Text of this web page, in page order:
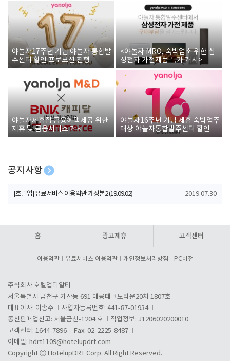
야놀자17주년 기념 야놀자 통합발
주센터 할인 프로모션 진행
<야놀자 MRO, 숙박업소 위한 삼
성전자 가전제품 특가 개시>
야놀자제휴점 금융혜택제공 위한
제휴 및 금융서비스 게시
야놀자16주년 기념 제휴 숙박업주
대상 야놀자통합발주센터 할인쿠
폰 증정
공지사항
[호텔업] 개인정보 처리방침 개정본1 (19.09.02)
[호텔업] 유료서비스 이용약관 개정본2 (19.09.02) 2019.07.30
홈 광고제휴 고객센터
이용약관 유료서비스 이용약관 개인정보처리방침 PC버전
주식회사 호텔업디알티
서울특별시 금천구 가산동 691 대륭테크노타운20차 1807호
대표이사: 이송주
사업자등록번호: 441-87-01934
통신판매업신고: 서울금천-1204 호
직업정보: J1206020200010
고객센터: 1644-7896
Fax: 02-2225-8487
이메일: hdrt1109@hotelupdrt.com
Copyright ⓒ HotelupDRT Corp. All Right Reserved.